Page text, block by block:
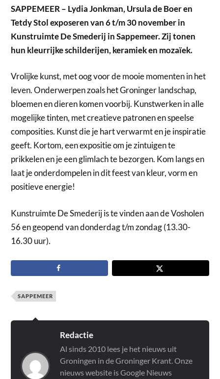
SAPPEMEER – Lydia Jonkman, Ursula de Boer en
Tetdy Stol exposeren van 6 t/m 30 november in
Kunstruimte De Smederij in Sappemeer. Zij tonen
hun kleurrijke schilderijen, keramiek en mozaïek.
Vrolijke kunst, met oog voor de mooie momenten in het
leven. Onderwerpen zoals het Groninger landschap,
bloemen en dieren komen voorbij. Kunstwerken in alle
mogelijke tinten, met creatieve patronen en speelse
composities. Kunst die je hart verwarmt en je inspiratie
geeft. Kortom, een expositie om je zintuigen te
prikkelen en je een glimlach te bezorgen. Kom langs en
laat je onderdompelen in dit feest van kleur, vorm en
positieve energie!
Kunstruimte De Smederij is te vinden aan de Vosholen
56 en geopend van donderdag t/m zondag (13.30-
16.30 uur).
SAPPEMEER
Redactie
Al sinds 2010 lees je het nieuws uit
Groningen in de Groninger Krant. Onze
nieuws website is Google Nieuws